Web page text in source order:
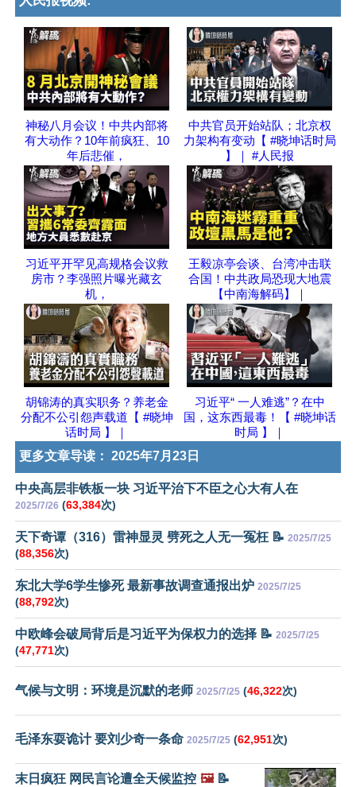
神秘八月会议！中共内部将
有大动作？10年前疯狂、10
年后悲催，
中共官员开始站队；北京权
力架构有变动【 #晓坤话时局
】｜ #人民报
习近平开罕见高规格会议救
房市？李强照片曝光藏玄
机，
王毅凉亭会谈、台湾冲击联
合国！中共政局恐现大地震
【中南海解码】｜
胡锦涛的真实职务？养老金
分配不公引怨声载道【 #晓坤
话时局 】｜
习近平“ 一人难逃”？在中
国，这东西最毒！【 #晓坤话
时局 】｜
更多文章导读： 2025年7月23日
中央高层非铁板一块 习近平治下不臣之心大有人在
2025/7/26 (63,384次)
天下奇谭（316）雷神显灵 劈死之人无一冤枉 📝 2025/7/25
(88,356次)
东北大学6学生惨死 最新事故调查通报出炉 2025/7/25
(88,792次)
中欧峰会破局背后是习近平为保权力的选择 📝 2025/7/25
(47,771次)
气候与文明：环境是沉默的老师 2025/7/25 (46,322次)
毛泽东耍诡计 要刘少奇一条命 2025/7/25 (62,951次)
末日疯狂 网民言论遭全天候监控 🖼️📝